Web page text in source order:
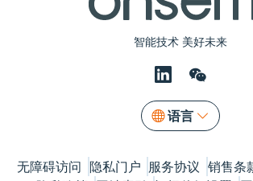
智能技术 美好未来
语言
无障碍访问 隐私门户 服务协议 销售条